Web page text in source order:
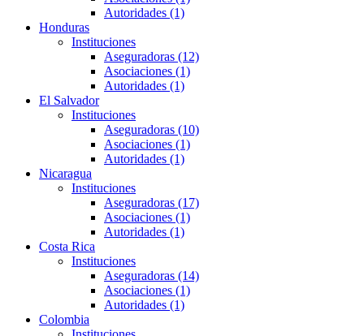
Autoridades (1)
Honduras
Instituciones
Aseguradoras (12)
Asociaciones (1)
Autoridades (1)
El Salvador
Instituciones
Aseguradoras (10)
Asociaciones (1)
Autoridades (1)
Nicaragua
Instituciones
Aseguradoras (17)
Asociaciones (1)
Autoridades (1)
Costa Rica
Instituciones
Aseguradoras (14)
Asociaciones (1)
Autoridades (1)
Colombia